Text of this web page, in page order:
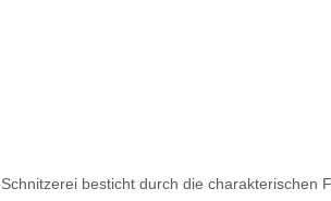
besticht durch die charakterischen